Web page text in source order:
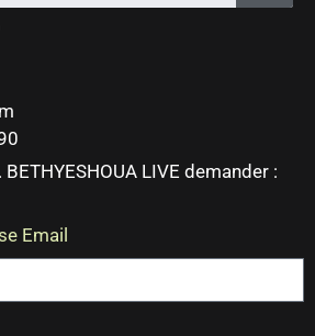
LIVE demander :
Email